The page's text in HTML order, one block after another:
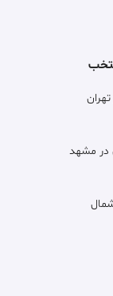
در مشهد